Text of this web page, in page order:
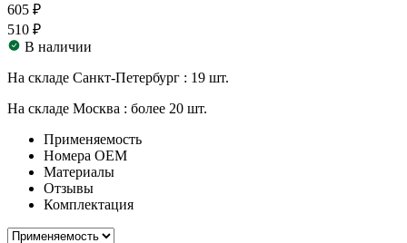
605 ₽
510 ₽
В наличии
На складе Санкт-Петербург : 19 шт.
На складе Москва : более 20 шт.
Применяемость
Номера ОЕМ
Материалы
Отзывы
Комплектация